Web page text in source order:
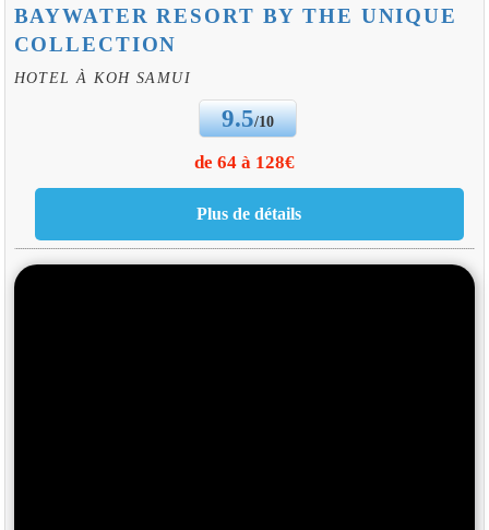
BAYWATER RESORT BY THE UNIQUE
COLLECTION
HOTEL À KOH SAMUI
9.5/10
de 64 à 128€